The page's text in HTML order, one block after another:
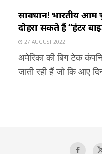
सावधान! भारतीय आम
दोहरा सकते हैं “हंटर
27 AUGUST 2022
अमेरिका की बिग टेक
जाती रही हैं जो कि आए